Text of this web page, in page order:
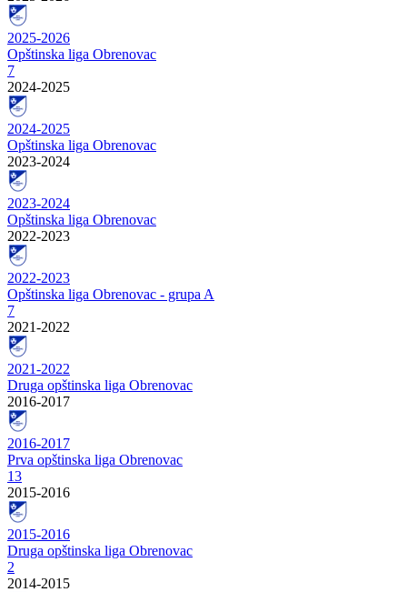
2025-2026
Opštinska liga Obrenovac
7
2024-2025
2024-2025
Opštinska liga Obrenovac
2023-2024
2023-2024
Opštinska liga Obrenovac
2022-2023
2022-2023
Opštinska liga Obrenovac - grupa A
7
2021-2022
2021-2022
Druga opštinska liga Obrenovac
2016-2017
2016-2017
Prva opštinska liga Obrenovac
13
2015-2016
2015-2016
Druga opštinska liga Obrenovac
2
2014-2015